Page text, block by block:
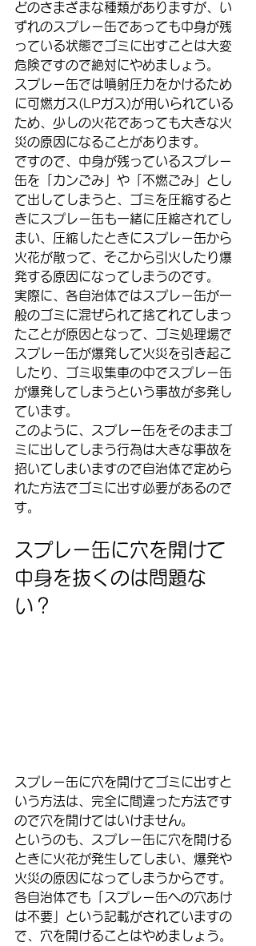
どのさまざまな種類がありますが、い
ずれのスプレー缶であっても中身が残
っている状態でゴミに出すことは大変
危険ですので絶対にやめましょう。
スプレー缶では噴射圧力をかけるため
に可燃ガス(LPガス)が用いられている
ため、少しの火花であっても大きな火
災の原因になることがあります。
ですので、中身が残っているスプレー
缶を「カンごみ」や「不燃ごみ」とし
て出してしまうと、ゴミを圧縮すると
きにスプレー缶も一緒に圧縮されてし
まい、圧縮したときにスプレー缶から
火花が散って、そこから引火したり爆
発する原因になってしまうのです。
実際に、各自治体ではスプレー缶が一
般のゴミに混ぜられて捨てれてしまっ
たことが原因となって、ゴミ処理場で
スプレー缶が爆発して火災を引き起こ
したり、ゴミ収集車の中でスプレー缶
が爆発してしまうという事故が多発し
ています。
このように、スプレー缶をそのままゴ
ミに出してしまう行為は大きな事故を
招いてしまいますので自治体で定めら
れた方法でゴミに出す必要があるので
す。
スプレー缶に穴を開けて
中身を抜くのは問題な
い？
スプレー缶に穴を開けてゴミに出すと
いう方法は、完全に間違った方法です
ので穴を開けてはいけません。
というのも、スプレー缶に穴を開ける
ときに火花が発生してしまい、爆発や
火災の原因になってしまうからです。
各自治体でも「スプレー缶への穴あけ
は不要」という記載がされていますの
で、穴を開けることはやめましょう。